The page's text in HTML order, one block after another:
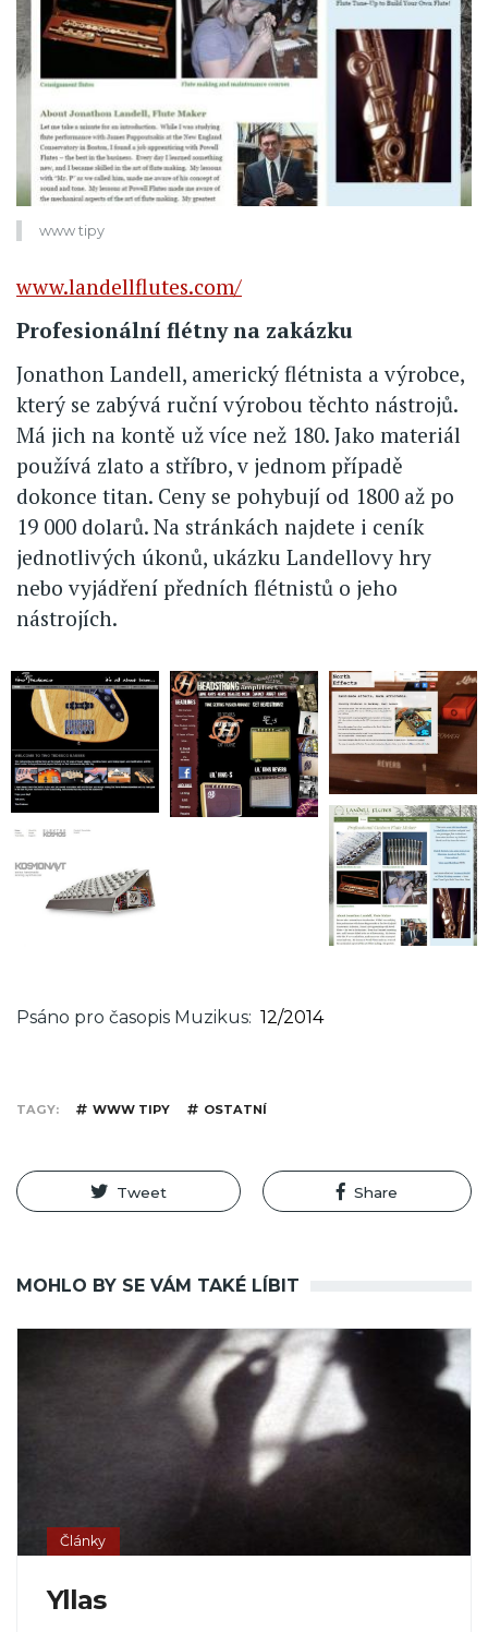
www tipy
www.landellflutes.com/
Profesionální flétny na zakázku
Jonathon Landell, americký flétnista a výrobce,
který se zabývá ruční výrobou těchto nástrojů.
Má jich na kontě už více než 180. Jako materiál
používá zlato a stříbro, v jednom případě
dokonce titan. Ceny se pohybují od 1800 až po
19 000 dolarů. Na stránkách najdete i ceník
jednotlivých úkonů, ukázku Landellovy hry
nebo vyjádření předních flétnistů o jeho
nástrojích.
Psáno pro časopis Muzikus 12/2014
TAGY WWW TIPY OSTATNÍ
Tweet Share
MOHLO BY SE VÁM TAKÉ LÍBIT
Články
Yllas